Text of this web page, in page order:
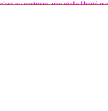
c'est au contraire, une réelle liberté